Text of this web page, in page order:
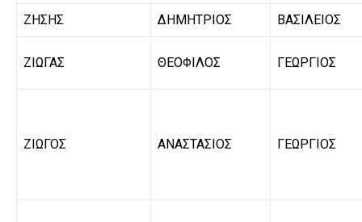
ΖΗΣΗΣ ΔΗΜΗΤΡΙΟΣ ΒΑΣΙΛΕΙΟΣ
ΖΙΩΓΑΣ ΘΕΟΦΙΛΟΣ ΓΕΩΡΓΙΟΣ
ΖΙΩΓΟΣ ΑΝΑΣΤΑΣΙΟΣ ΓΕΩΡΓΙΟΣ